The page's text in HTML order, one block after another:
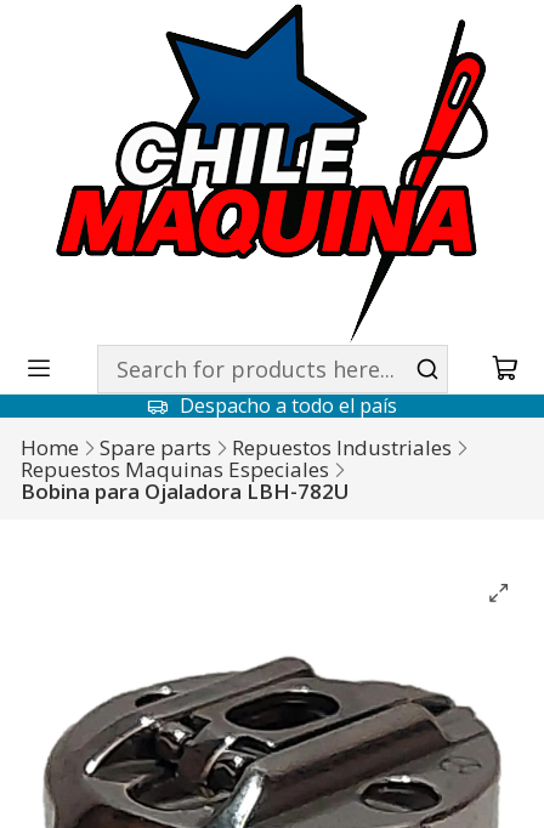
Despacho a todo el país
Home Spare parts Repuestos Industriales
Repuestos Maquinas Especiales
Bobina para Ojaladora LBH-782U